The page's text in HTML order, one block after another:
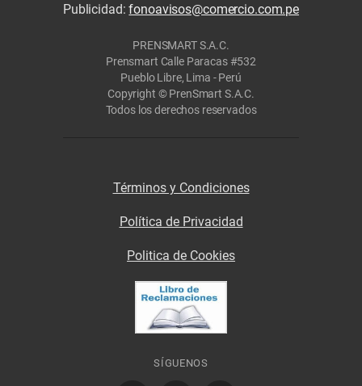
Publicidad:fonoavisos@comercio.com.pe
PRENSMART S.A.C.
Prensmart Calle Paracas #532
Pueblo Libre, Lima - Perú
Copyright © PrenSmart S.A.C.
Todos los derechos reservados
Términos y Condiciones
Política de Privacidad
Politica de Cookies
SÍGUENOS